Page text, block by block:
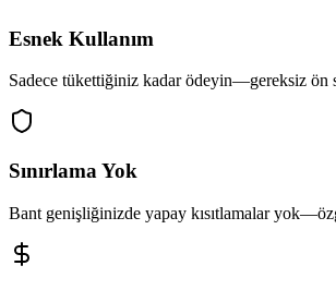
Esnek Kullanım
Sadece tükettiğiniz kadar ödeyin—gereksiz ön
Sınırlama Yok
Bant genişliğinizde yapay kısıtlamalar